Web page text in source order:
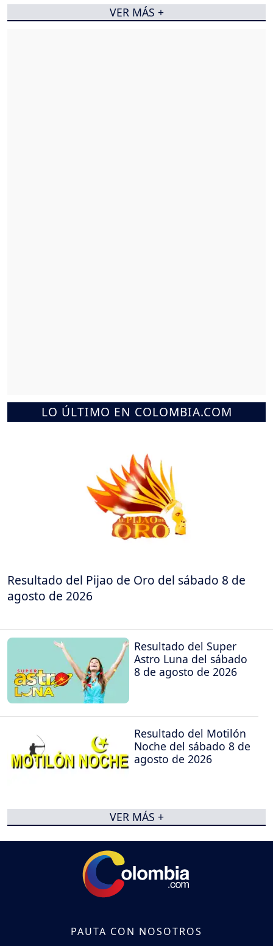
LO ÚLTIMO EN COLOMBIA.COM
Resultado del Pijao de Oro del sábado 8 de
agosto de 2026
Resultado del Super
Astro Luna del sábado
8 de agosto de 2026
Resultado del Motilón
Noche del sábado 8 de
agosto de 2026
VER MÁS +
VER MÁS +
PAUTA CON NOSOTROS